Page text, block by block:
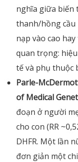
nghĩa giữa biến
thanh/hồng cầu
nạp vào cao
quan trọng:
tế và phụ thuộc
Parle-
of Medical
đoạn ở người
cho con (RR
DHFR. Một lần
đơn giản một